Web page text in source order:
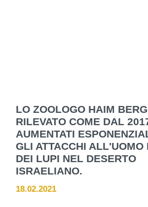
LO ZOOLOGO HAIM
RILEVATO COME DAL
AUMENTATI
GLI ATTACCHI ALL'UOMO
DEI LUPI NEL DESERTO
ISRAELIANO.
18.02.2021